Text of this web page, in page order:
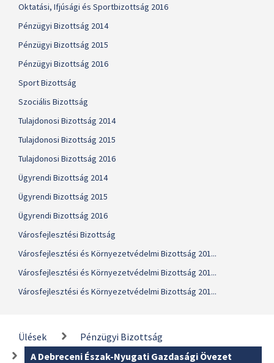
Oktatási, Ifjúsági és Sportbizottság 2016
Pénzügyi Bizottság 2014
Pénzügyi Bizottság 2015
Pénzügyi Bizottság 2016
Sport Bizottság
Szociális Bizottság
Tulajdonosi Bizottság 2014
Tulajdonosi Bizottság 2015
Tulajdonosi Bizottság 2016
Ügyrendi Bizottság 2014
Ügyrendi Bizottság 2015
Ügyrendi Bizottság 2016
Városfejlesztési Bizottság
Városfejlesztési és Környezetvédelmi Bizottság 201...
Városfejlesztési és Környezetvédelmi Bizottság 201...
Városfejlesztési és Környezetvédelmi Bizottság 201...
Ülések
Pénzügyi Bizottság
A Debreceni Észak-Nyugati Gazdasági Övezet